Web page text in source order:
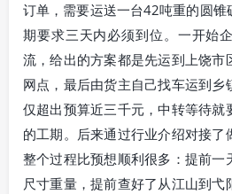
订单，需要运送一台42吨重的圆
期要求三天内必须到位。一开始
流，给出的方案都是先运到上饶市
网点，最后由货主自己找车运到乡
仅超出预算近三千元，中转等待就
的工期。后来通过行业介绍对接了
整个过程比预想顺利很多：提前一
尺寸重量，提前查好了从江山到